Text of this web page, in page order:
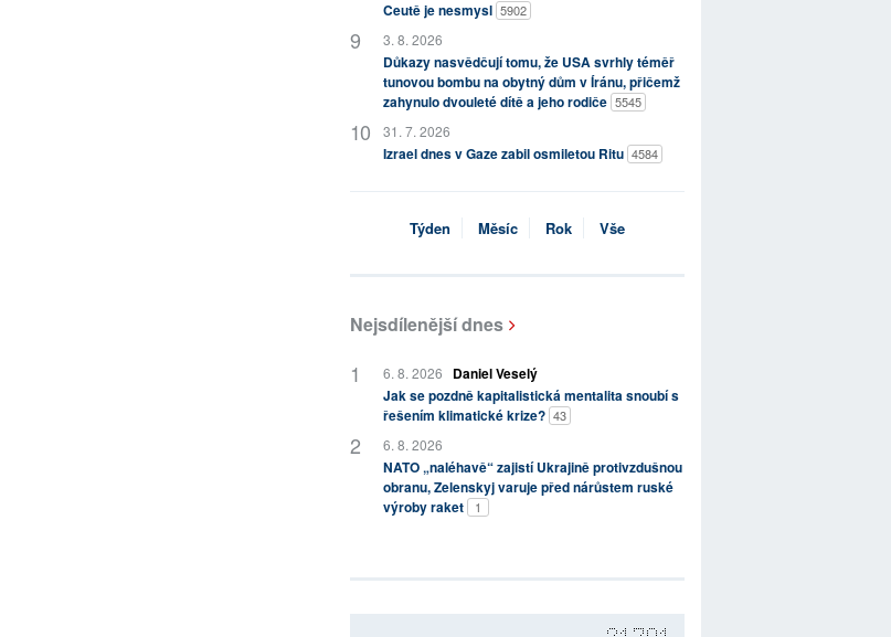
Ceutě je nesmysl 5902
3. 8. 2026
Důkazy nasvědčují tomu, že USA svrhly téměř
tunovou bombu na obytný dům v Íránu, přičemž
zahynulo dvouleté dítě a jeho rodiče 5545
31. 7. 2026
Izrael dnes v Gaze zabil osmiletou Ritu 4584
Týden Měsíc Rok Vše
Nejsdílenější dnes
6. 8. 2026
Daniel Veselý
Jak se pozdně kapitalistická mentalita snoubí s
řešením klimatické krize? 43
6. 8. 2026
NATO „naléhavě“ zajistí Ukrajině protivzdušnou
obranu, Zelenskyj varuje před nárůstem ruské
výroby raket
1